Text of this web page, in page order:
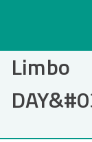
saturu
Limbo